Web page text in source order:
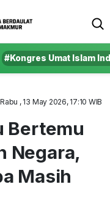
#Kongres Umat Islam
Rabu , 13 May 2026, 17:10 WIB
Bertemu
Negara,
Masih